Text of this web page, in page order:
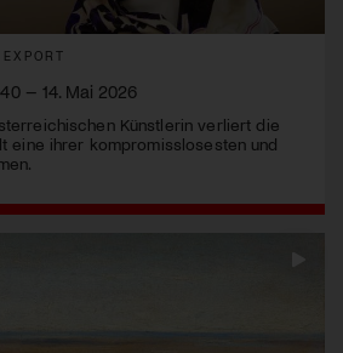
– 14. Mai 2026
Künstlerin verliert die
eine ihrer kompromisslosesten und